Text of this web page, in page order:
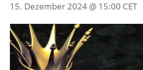
15. Dezember 2024 @ 15:00 CET